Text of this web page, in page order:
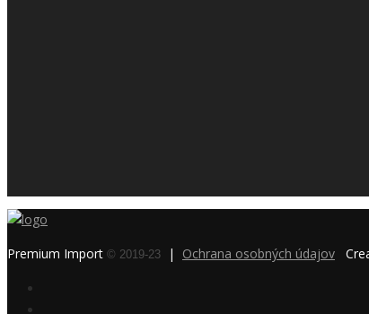
Premium Import © 2019-23 | Ochrana osobných údajov